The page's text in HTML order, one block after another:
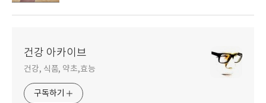
건강 아카이브
건강, 식품, 약초,효능
구독하기